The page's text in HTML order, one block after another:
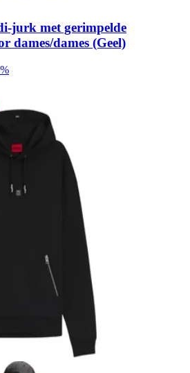
jurk met gerimpelde
dames/dames (Geel)
%